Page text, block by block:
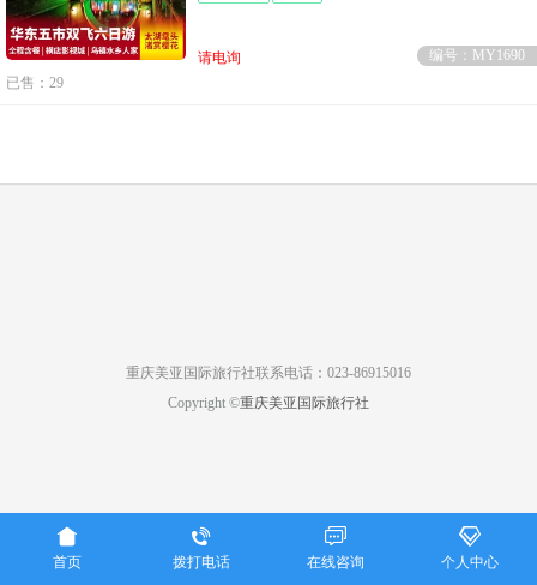
请电询
编号：MY1690
已售：29
重庆美亚国际旅行社联系电话：023-86915016
Copyright ©重庆美亚国际旅行社

首页

拨打电话

在线咨询

个人中心